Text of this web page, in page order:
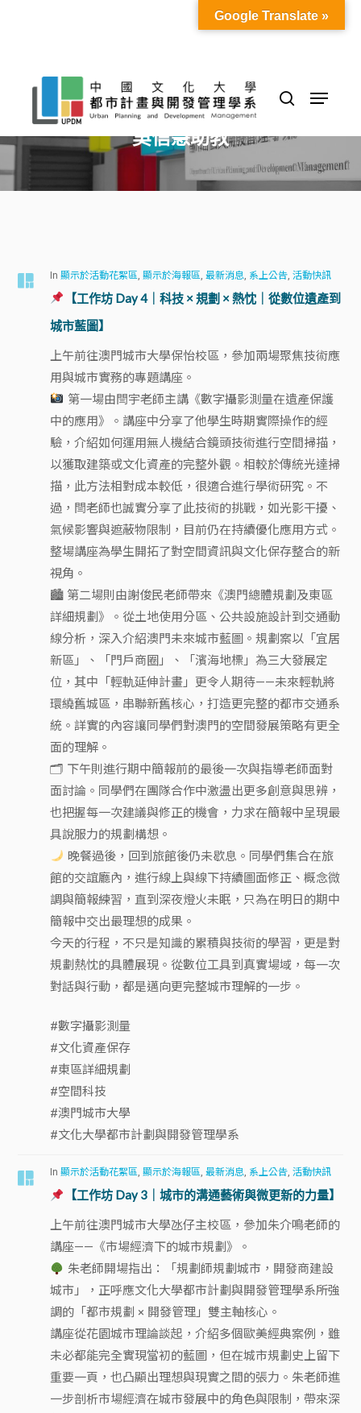
content
search
Menu
All Posts By
吳信慧助教
In顯示於活動花絮區 ,顯示於海報區 ,最新消息 系上公告 ,活動快訊
【工作坊 Day 4｜科技 × 規劃 × 熱忱｜從數位遺產到
城市藍圖】
上午前往澳門城市大學保怡校區，參加兩場聚焦技術應
用與城市實務的專題講座。
第一場由閆宇老師主講《數字攝影測量在遺產保護
中的應用》。講座中分享了他學生時期實際操作的經
驗，介紹如何運用無人機結合鏡頭技術進行空間掃描，
以獲取建築或文化資產的完整外觀。相較於傳統光達掃
描，此方法相對成本較低，很適合進行學術研究。不
過，閆老師也誠實分享了此技術的挑戰，如光影干擾、
氣候影響與遮蔽物限制，目前仍在持續優化應用方式。
整場講座為學生開拓了對空間資訊與文化保存整合的新
視角。
🏙 第二場則由謝俊民老師帶來《澳門總體規劃及東區
詳細規劃》。從土地使用分區、公共設施設計到交通動
線分析，深入介紹澳門未來城市藍圖。規劃案以「宜居
新區」、「門戶商圈」、「濱海地標」為三大發展定
位，其中「輕軌延伸計畫」更令人期待——未來輕軌將
環繞舊城區，串聯新舊核心，打造更完整的都市交通系
統。詳實的內容讓同學們對澳門的空間發展策略有更全
面的理解。
🗂 下午則進行期中簡報前的最後一次與指導老師面對
面討論。同學們在團隊合作中激盪出更多創意與思辨，
也把握每一次建議與修正的機會，力求在簡報中呈現最
具說服力的規劃構想。
晚餐過後，回到旅館後仍未歇息。同學們集合在旅
館的交誼廳內，進行線上與線下持續圖面修正、概念微
調與簡報練習，直到深夜燈火未眠，只為在明日的期中
簡報中交出最理想的成果。
今天的行程，不只是知識的累積與技術的學習，更是對
規劃熱忱的具體展現。從數位工具到真實場域，每一次
對話與行動，都是邁向更完整城市理解的一步。
#數字攝影測量
#文化資產保存
#東區詳細規劃
#空間科技
#澳門城市大學
#文化大學都市計劃與開發管理學系
In顯示於活動花絮區,顯示於海報區,最新消息, 系上公告,活動快訊
【工作坊 Day 3｜城市的溝通藝術與微更新的力量】
上午前往澳門城市大學氹仔主校區，參加朱介鳴老師的
講座——《市場經濟下的城市規劃》。
朱老師開場指出：「規劃師規劃城市，開發商建設
城市」，正呼應文化大學都市計劃與開發管理學系所強
調的「都市規劃 × 開發管理」雙主軸核心。
講座從花園城市理論談起，介紹多個歐美經典案例，雖
未必都能完全實現當初的藍圖，但在城市規劃史上留下
重要一頁，也凸顯出理想與現實之間的張力。朱老師進
一步剖析市場經濟在城市發展中的角色與限制，帶來深
Google Translate »